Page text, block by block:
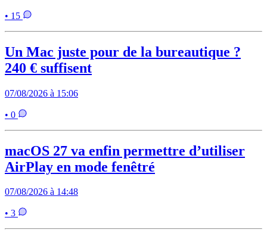
• 15
Un Mac juste pour de la bureautique ?
240 € suffisent
07/08/2026 à 15:06
• 0
macOS 27 va enfin permettre d’utiliser
AirPlay en mode fenêtré
07/08/2026 à 14:48
• 3